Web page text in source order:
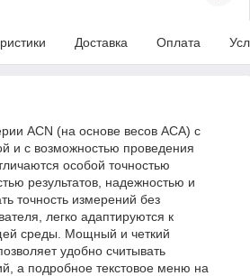
Доставка Оплата
ACN (на основе весов ACA) с
и с возможностью проведения
особой точностью
результатов, надежностью и
точность измерений без
легко адаптируются к
среды. Мощный и четкий
удобно считывать
а подробное текстовое меню на